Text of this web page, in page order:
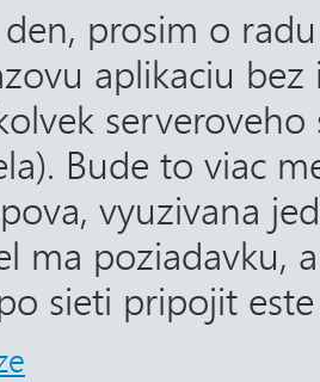
prosim o
aplikaciu bez
Bude to viac
vyuzivana
ma poziadavku,
sieti pripojit este